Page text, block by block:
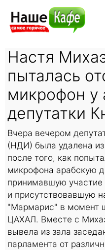
Настя
пыталась
микрофон у
депутатки
Вчера вечером
(НДИ) была удалена
после того, как
микрофона арабскую
принимавшую участие
и присутствовавшую
"Мармарис" в момент
ЦАХАЛ. Вместе с
вывела из зала
парламента от